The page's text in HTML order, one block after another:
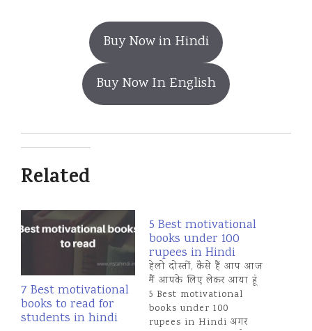
Buy Now in Hindi
Buy Now In English
Related
7 Best motivational
books to read for
students in hindi
5 Best motivational
books under 100
rupees in Hindi
हेलो दोस्तों, कैसे हैं आप आज
मैं आपके लिए लेकर आया हूं
5 Best motivational
books under 100
rupees in Hindi अगर